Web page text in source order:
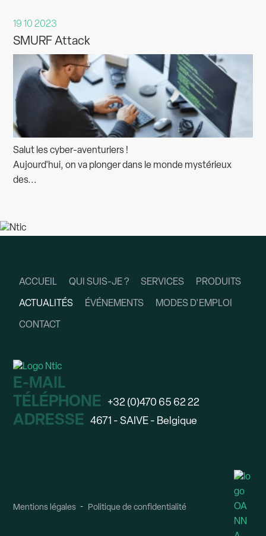
19 10 2023
SMURF Attack
Salut les cyber-aventuriers !
Aujourd'hui, on va plonger dans le monde mystérieux
des...
ACCUEIL QUI SUIS-JE ? SERVICES PRODUITS
ACTUALITÉS ÉVÉNEMENTS MODES D'EMPLOI
CONTACT
E-MAIL
TÉLÉPHONE
+32 (0)470 65 62 22
ADRESSE 4671 - SAIVE - Belgique
Mentions légales Politique de confidentialité